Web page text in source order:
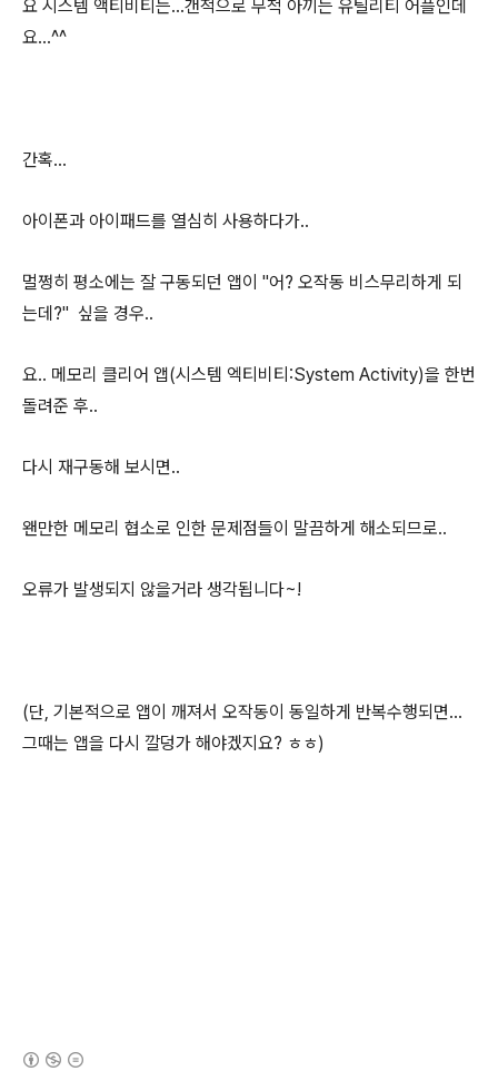
요 시스템 액티비티는...갠적으로 무척 아끼는 유틸리티 어플인데
요...^^
간혹...
아이폰과 아이패드를 열심히 사용하다가..
멀쩡히 평소에는 잘 구동되던 앱이 "어? 오작동 비스무리하게 되
는데?" 싶을 경우..
요.. 메모리 클리어 앱(시스템 엑티비티:System Activity)을 한번
돌려준 후..
다시 재구동해 보시면..
왠만한 메모리 협소로 인한 문제점들이 말끔하게 해소되므로..
오류가 발생되지 않을거라 생각됩니다~!
(단, 기본적으로 앱이 깨져서 오작동이 동일하게 반복수행되면...
그때는 앱을 다시 깔덩가 해야겠지요? ㅎㅎ)